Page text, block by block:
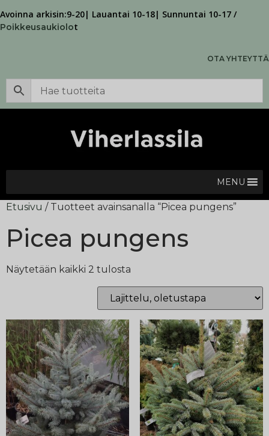
Avoinna arkisin:9-20| Lauantai 10-18| Sunnuntai 10-17 /
Poikkeusaukiolot
OTA YHTEYTTÄ
MENU
Etusivu / Tuotteet avainsanalla “Picea pungens”
Picea pungens
Näytetään kaikki 2 tulosta